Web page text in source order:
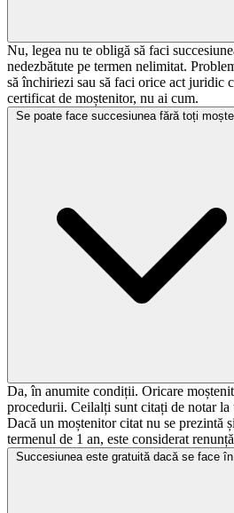
Nu, legea nu te obligă să faci
nedezbătute pe termen nelimitat.
să închiriezi sau să faci orice act juridic
certificat de moștenitor, nu ai cum.
Se poate face succesiunea fără toți
Da, în anumite condiții. Oricare
procedurii. Ceilalți sunt citați de notar la
Dacă un moștenitor citat nu se prezintă
termenul de 1 an, este considerat
Succesiunea este gratuită dacă se face